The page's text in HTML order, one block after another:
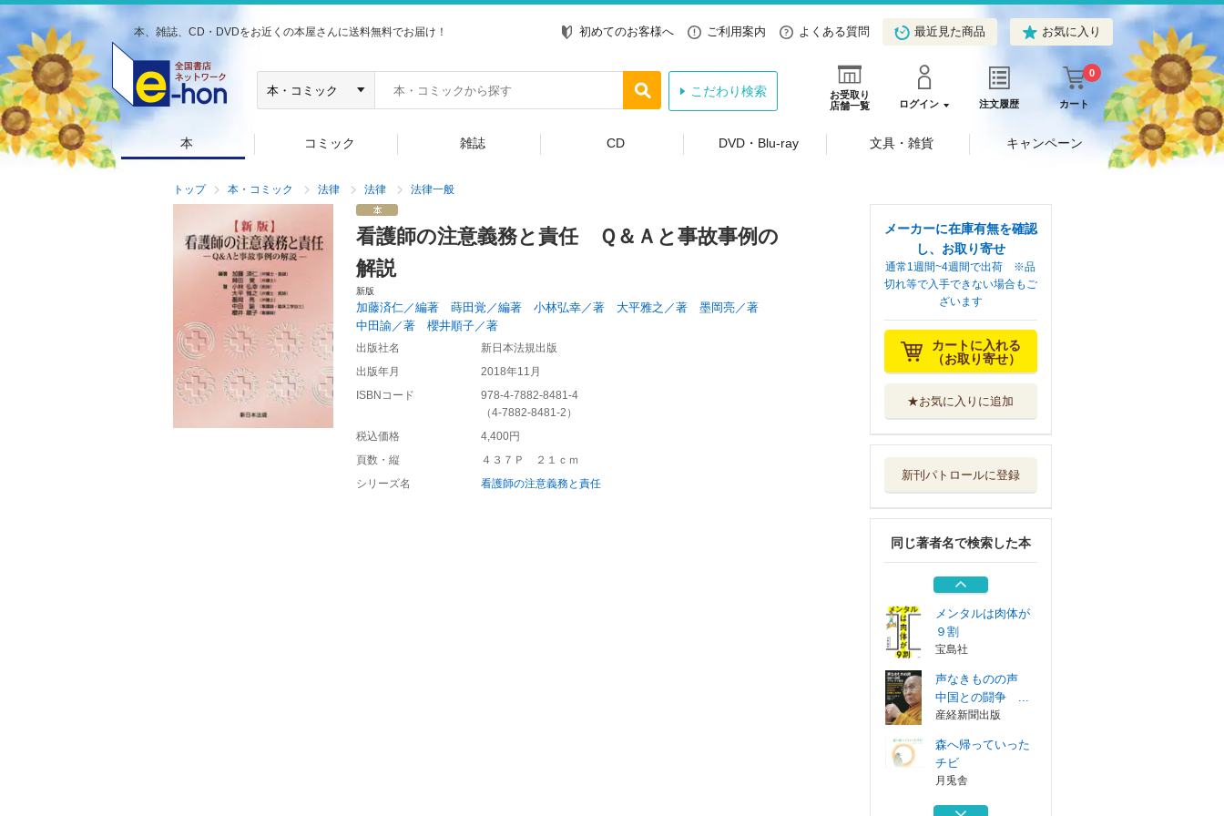
本、雑誌、CD・DVDをお近くの本屋さんに送料無料でお届け！ 初めてのお客様へ ご利用案内 よくある質問 最近見た商品 お気に入り
お受取り
店舗一覧
ログイン 注文履歴 カート
0
こだわり検索
本 コミック 雑誌 CD DVD・Blu-ray 文具・雑貨 キャンペーン
トップ 本・コミック 法律 法律 法律一般
看護師の注意義務と責任 Ｑ＆Ａと事故事例の
解説
新版
加藤済仁／編著 蒔田覚／編著 小林弘幸／著 大平雅之／著 墨岡亮／著
中田諭／著 櫻井順子／著
出版社名
新日本法規出版
出版年月
2018年11月
ISBNコード
978-4-7882-8481-4
（4-7882-8481-2 ）
税込価格
4,400円
頁数・縦
４３７Ｐ ２１ｃｍ
シリーズ名
看護師の注意義務と責任
メーカーに在庫有無を確認
し、お取り寄せ
通常1週間~4週間で出荷 ※品
切れ等で入手できない場合もご
ざいます
カートに入れる
（お取り寄せ）
★お気に入りに追加
新刊パトロールに登録
同じ著者名で検索した本
森へ帰っていった
チビ
１日１行！自律神
宝島社
自律神経が整えば
体の不調は消える
ベストセラーズ
メンタルは肉体が
９割
宝島社
声なきものの声
中国との闘争 ...
産経新聞出版
森へ帰っていった
チビ
月兎舎
１日１行！自律神